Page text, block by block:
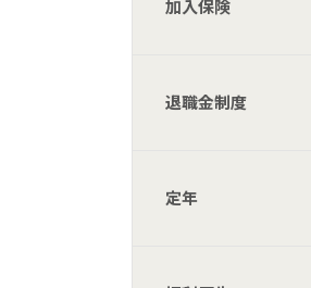
加入保険
退職金制度
定年